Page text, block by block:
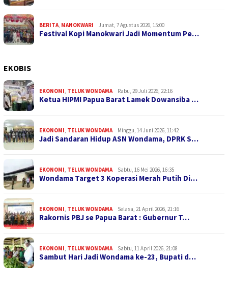
BERITA, MANOKWARI Jumat, 7 Agustus 2026, 15:00
Festival Kopi Manokwari Jadi Momentum Pe…
EKOBIS
EKONOMI, TELUK WONDAMA Rabu, 29 Juli 2026, 22:16
Ketua HIPMI Papua Barat Lamek Dowansiba …
EKONOMI, TELUK WONDAMA Minggu, 14 Juni 2026, 11:42
Jadi Sandaran Hidup ASN Wondama, DPRK S…
EKONOMI, TELUK WONDAMA Sabtu, 16 Mei 2026, 16:35
Wondama Target 3 Koperasi Merah Putih Di…
EKONOMI, TELUK WONDAMA Selasa, 21 April 2026, 21:16
Rakornis PBJ se Papua Barat : Gubernur T…
EKONOMI, TELUK WONDAMA Sabtu, 11 April 2026, 21:08
Sambut Hari Jadi Wondama ke-23, Bupati d…